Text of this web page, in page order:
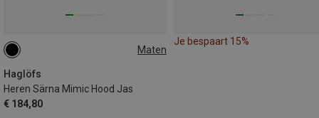
Maten
Haglöfs
Heren Särna Mimic Hood Jas
€ 184,80
M
Je bespaart 15%